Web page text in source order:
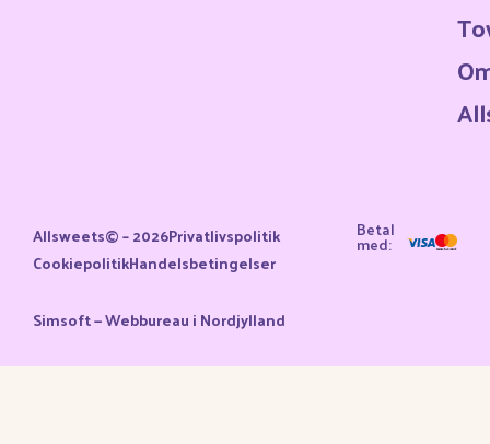
Allsweets© – 2026Privatlivspolitik
CookiepolitikHandelsbetingelser
Betal
med:
Simsoft — Webbureau i Nordjylland